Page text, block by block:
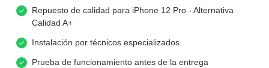
Repuesto de calidad para iPhone 12 Pro - Alternativa
Calidad A+
Instalación por técnicos especializados
Prueba de funcionamiento antes de la entrega